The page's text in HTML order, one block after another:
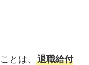
とは、 退職給付